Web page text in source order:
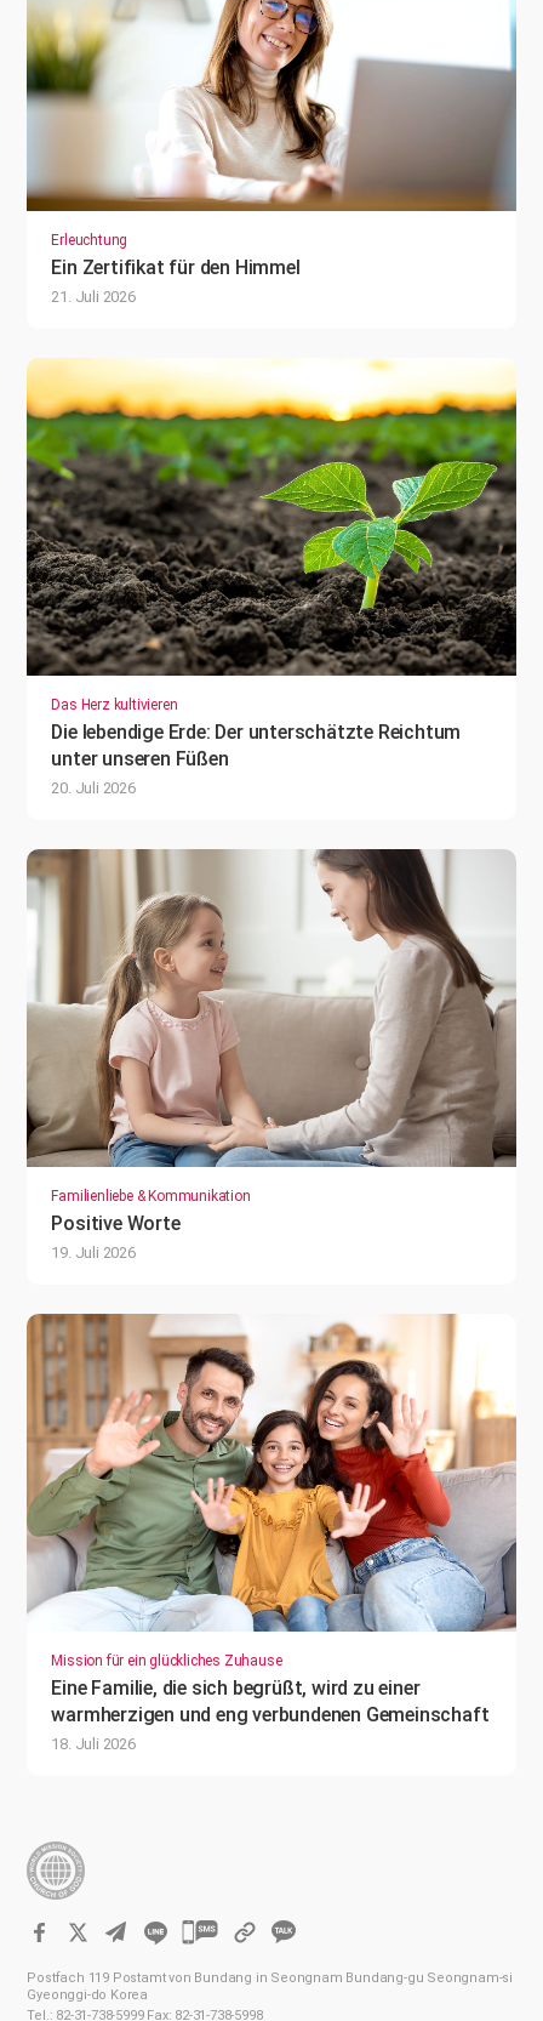
Erleuchtung
Ein Zertifikat für den Himmel
21. Juli 2026
Das Herz kultivieren
Die lebendige Erde: Der unterschätzte Reichtum
unter unseren Füßen
20. Juli 2026
Familienliebe & Kommunikation
Positive Worte
19. Juli 2026
Mission für ein glückliches Zuhause
Eine Familie, die sich begrüßt, wird zu einer
warmherzigen und eng verbundenen Gemeinschaft
18. Juli 2026
카
오
Postfach 119 Postamt von Bundang in Seongnam Bundang-gu Seongnam-si
Gyeonggi-do Korea
Tel.: 82-31-738-5999 Fax: 82-31-738-5998